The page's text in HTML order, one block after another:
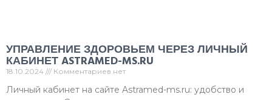
УПРАВЛЕНИЕ ЗДОРОВЬЕМ ЧЕРЕЗ ЛИЧНЫЙ
КАБИНЕТ ASTRAMED-MS.RU
18.10.2024 Комментариев нет
Личный кабинет на сайте Astramed-ms.ru: удобство и